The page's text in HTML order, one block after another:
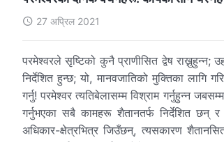
27 अप्रिल 2021
परमेश्‍वरले सृष्टिको कुनै प्राणीसित द्वेष
निर्देशित हुन्छ; यो, मानवजातिको मुक्तिका
गर्नु! परमेश्‍वर त्यतिबेलासम्म विश्राम गर्नुहुन्न
गर्नुभएका सबै कामहरू शैतानतर्फ निर्देशित छन्
अधिकार-क्षेत्रभित्र जिउँछन्, त्यसकारण